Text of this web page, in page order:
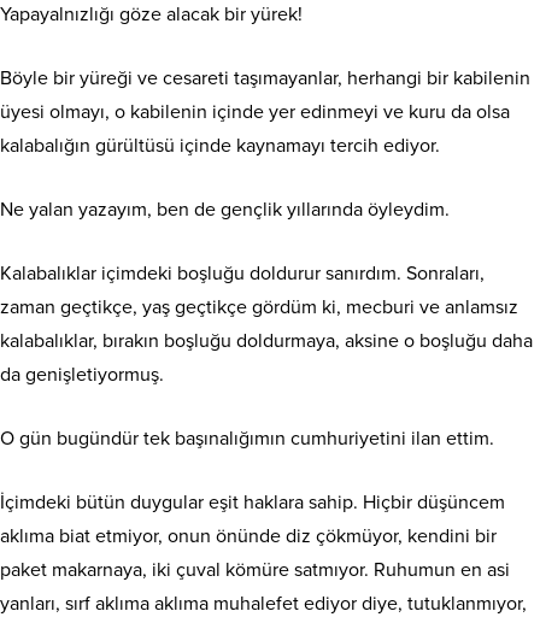
Yapayalnızlığı göze alacak bir yürek!
Böyle bir yüreği ve cesareti taşımayanlar, herhangi bir kabilenin
üyesi olmayı, o kabilenin içinde yer edinmeyi ve kuru da olsa
kalabalığın gürültüsü içinde kaynamayı tercih ediyor.
Ne yalan yazayım, ben de gençlik yıllarında öyleydim.
Kalabalıklar içimdeki boşluğu doldurur sanırdım. Sonraları,
zaman geçtikçe, yaş geçtikçe gördüm ki, mecburi ve anlamsız
kalabalıklar, bırakın boşluğu doldurmaya, aksine o boşluğu daha
da genişletiyormuş.
O gün bugündür tek başınalığımın cumhuriyetini ilan ettim.
İçimdeki bütün duygular eşit haklara sahip. Hiçbir düşüncem
aklıma biat etmiyor, onun önünde diz çökmüyor, kendini bir
paket makarnaya, iki çuval kömüre satmıyor. Ruhumun en asi
yanları, sırf aklıma aklıma muhalefet ediyor diye, tutuklanmıyor,